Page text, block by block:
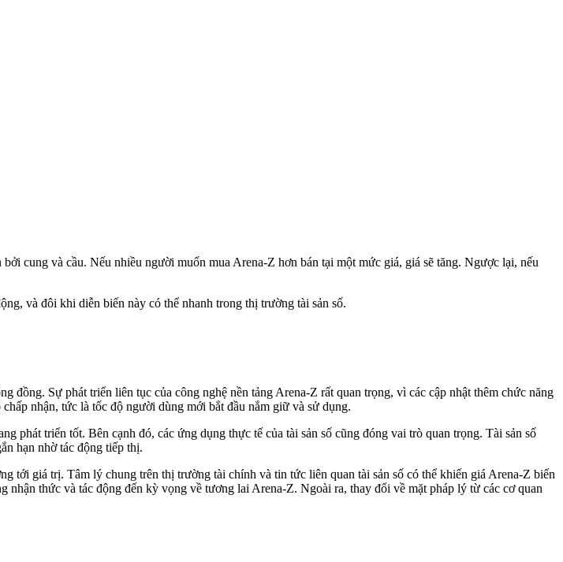
cung và cầu. Nếu nhiều người muốn mua Arena-Z hơn bán tại một mức giá, giá sẽ tăng. Ngược lại, nếu
và đôi khi diễn biến này có thể nhanh trong thị trường tài sản số.
đồng. Sự phát triển liên tục của công nghệ nền tảng Arena-Z rất quan trọng, vì các cập nhật thêm chức năng
nhận, tức là tốc độ người dùng mới bắt đầu nắm giữ và sử dụng.
phát triển tốt. Bên cạnh đó, các ứng dụng thực tế của tài sản số cũng đóng vai trò quan trọng. Tài sản số
hạn nhờ tác động tiếp thị.
tới giá trị. Tâm lý chung trên thị trường tài chính và tin tức liên quan tài sản số có thể khiến giá Arena-Z biến
thức và tác động đến kỳ vọng về tương lai Arena-Z. Ngoài ra, thay đổi về mặt pháp lý từ các cơ quan